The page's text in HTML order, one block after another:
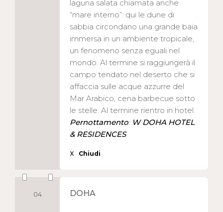
laguna salata chiamata anche
“mare interno”: qui le dune di
sabbia circondano una grande baia
immersa in un ambiente tropicale,
un fenomeno senza eguali nel
mondo. Al termine si raggiungerà il
campo tendato nel deserto che si
affaccia sulle acque azzurre del
Mar Arabico, cena barbecue sotto
le stelle. Al termine rientro in hotel.
Pernottamento: W DOHA HOTEL
& RESIDENCES
X Chiudi
04 DOHA